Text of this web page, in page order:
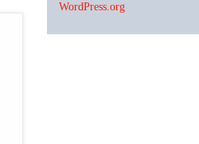
WordPress.org